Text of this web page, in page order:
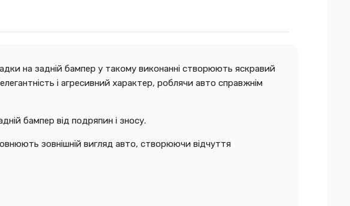
на задній бампер у такому виконанні створюють яскравий
і агресивний характер, роблячи авто справжнім
бампер від подряпин і зносу.
зовнішній вигляд авто, створюючи відчуття